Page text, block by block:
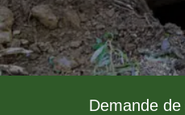
Demande